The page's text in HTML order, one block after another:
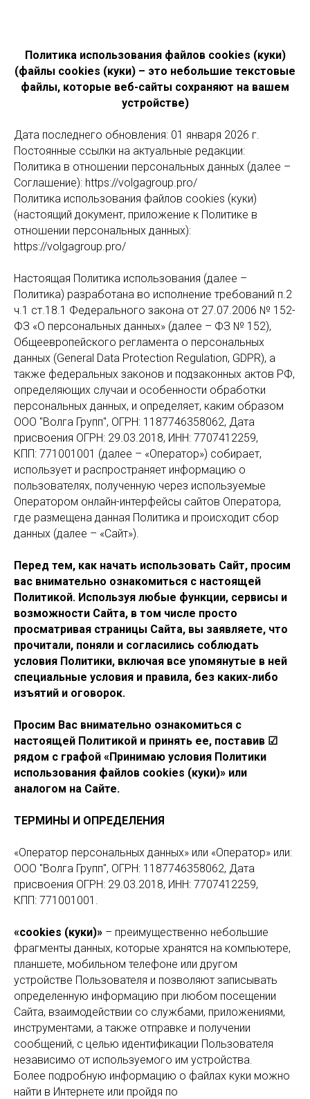
Политика использования файлов cookies (куки)
(файлы cookies (куки) – это небольшие текстовые
файлы, которые веб-сайты сохраняют на вашем
устройстве)
Дата последнего обновления: 01 января 2026 г.
Постоянные ссылки на актуальные редакции:
Политика в отношении персональных данных (далее –
Соглашение): https://volgagroup.pro/
Политика использования файлов cookies (куки)
(настоящий документ, приложение к Политике в
отношении персональных данных):
https://volgagroup.pro/
Настоящая Политика использования (далее –
Политика) разработана во исполнение требований п.2
ч.1 ст.18.1 Федерального закона от 27.07.2006 № 152-
ФЗ «О персональных данных» (далее – ФЗ № 152),
Общеевропейского регламента о персональных
данных (General Data Protection Regulation, GDPR), а
также федеральных законов и подзаконных актов РФ,
определяющих случаи и особенности обработки
персональных данных, и определяет, каким образом
ООО "Волга Групп", ОГРН: 1187746358062, Дата
присвоения ОГРН: 29.03.2018, ИНН: 7707412259,
КПП: 771001001 (далее – «Оператор») собирает,
использует и распространяет информацию о
пользователях, полученную через используемые
Оператором онлайн-интерфейсы сайтов Оператора,
где размещена данная Политика и происходит сбор
данных (далее – «Сайт»).
Перед тем, как начать использовать Сайт, просим
вас внимательно ознакомиться с настоящей
Политикой. Используя любые функции, сервисы и
возможности Сайта, в том числе просто
просматривая страницы Сайта, вы заявляете, что
прочитали, поняли и согласились соблюдать
условия Политики, включая все упомянутые в ней
специальные условия и правила, без каких-либо
изъятий и оговорок.
Просим Вас внимательно ознакомиться с
настоящей Политикой и принять ее, поставив ☑
рядом с графой «Принимаю условия Политики
использования файлов cookies (куки)» или
аналогом на Сайте.
ТЕРМИНЫ И ОПРЕДЕЛЕНИЯ
«Оператор персональных данных» или «Оператор» или:
ООО "Волга Групп", ОГРН: 1187746358062, Дата
присвоения ОГРН: 29.03.2018, ИНН: 7707412259,
КПП: 771001001.
«cookies (куки)» – преимущественно небольшие
фрагменты данных, которые хранятся на компьютере,
планшете, мобильном телефоне или другом
устройстве Пользователя и позволяют записывать
определенную информацию при любом посещении
Сайта, взаимодействии со службами, приложениями,
инструментами, а также отправке и получении
сообщений, с целью идентификации Пользователя
независимо от используемого им устройства.
Более подробную информацию о файлах куки можно
найти в Интернете или пройдя по